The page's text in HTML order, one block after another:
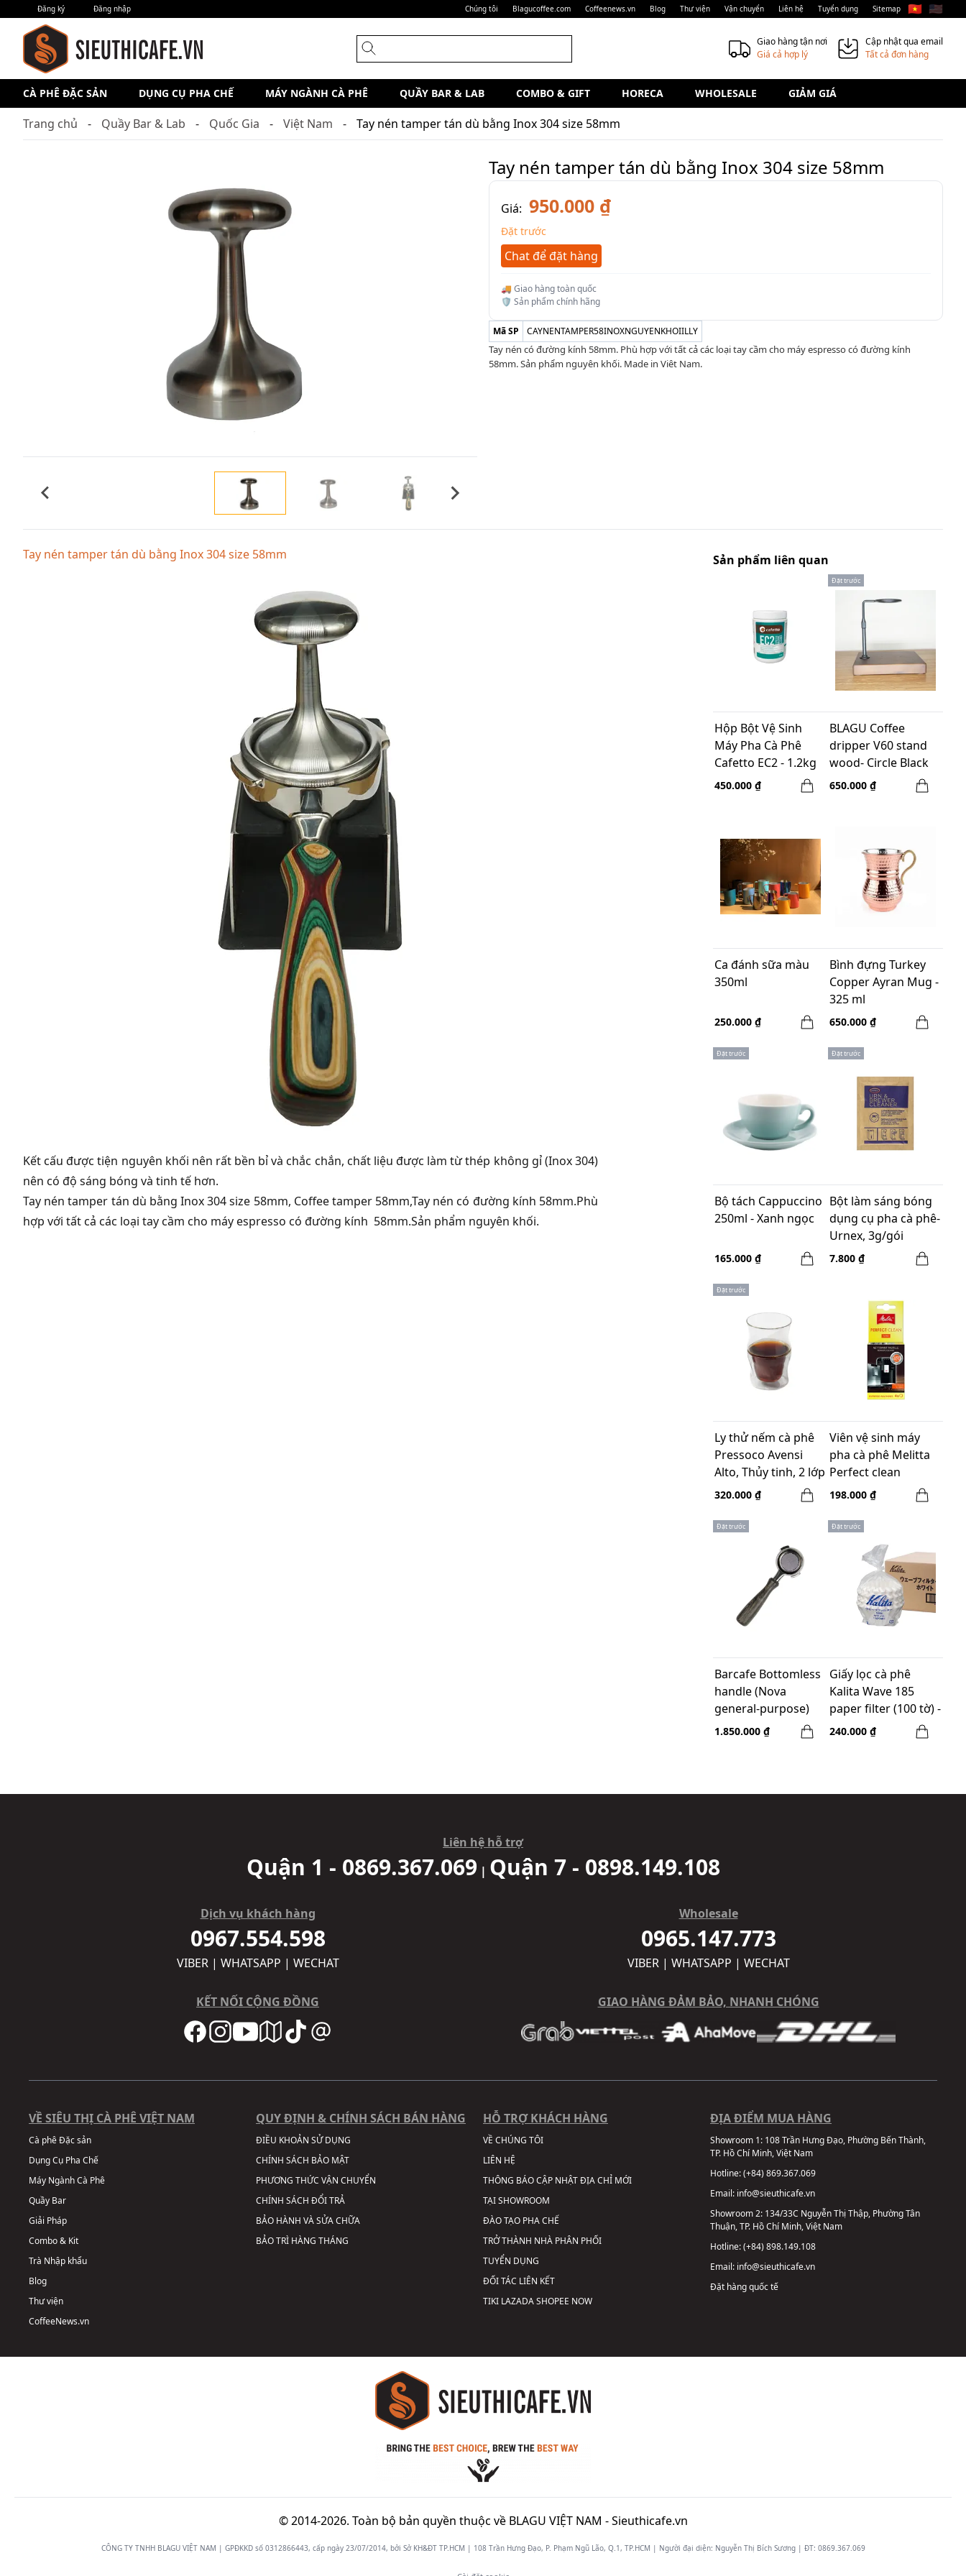
Đăng ký Đăng nhập Chúng tôi Blagucoffee.com Coffeenews.vn Blog Thư viện Vận chuyển Liên hệ Tuyển dụng Sitemap 🇻🇳 🇺🇸
Giao hàng tận nơi
Giá cả hợp lý
Cập nhật qua email
Tất cả đơn hàng
CÀ PHÊ ĐẶC SẢN DỤNG CỤ PHA CHẾ MÁY NGÀNH CÀ PHÊ QUẦY BAR & LAB COMBO & GIFT HORECA WHOLESALE GIẢM GIÁ
Trang chủ Quầy Bar & Lab Quốc Gia Việt Nam Tay nén tamper tán dù bằng Inox 304 size 58mm
Tay nén tamper tán dù bằng Inox 304 size 58mm
Giá: 950.000 ₫
Đặt trước
Chat để đặt hàng
🚚 Giao hàng toàn quốc
🛡️ Sản phẩm chính hãng
Mã SP CAYNENTAMPER58INOXNGUYENKHOIILLY
Tay nén có đường kính 58mm. Phù hợp với tất cả các loại tay cầm cho máy espresso có đường kính
58mm. Sản phẩm nguyên khối. Made in Viêt Nam.
Tay nén tamper tán dù bằng Inox 304 size 58mm
Kết cấu được tiện nguyên khối nên rất bền bỉ và chắc chắn, chất liệu được làm từ thép không gỉ (Inox 304)
nên có độ sáng bóng và tinh tế hơn.
Tay nén tamper tán dù bằng Inox 304 size 58mm, Coffee tamper 58mm,Tay nén có đường kính 58mm.Phù
hợp với tất cả các loại tay cầm cho máy espresso có đường kính 58mm.Sản phẩm nguyên khối.
Sản phẩm liên quan
Hộp Bột Vệ Sinh
Máy Pha Cà Phê
Cafetto EC2 - 1.2kg
450.000 ₫
Đặt trước
BLAGU Coffee
dripper V60 stand
wood- Circle Black
650.000 ₫
Ca đánh sữa màu
350ml
250.000 ₫
Bình đựng Turkey
Copper Ayran Mug -
325 ml
650.000 ₫
Đặt trước
Bộ tách Cappuccino
250ml - Xanh ngọc
165.000 ₫
Đặt trước
Bột làm sáng bóng
dụng cụ pha cà phê-
Urnex, 3g/gói
7.800 ₫
Đặt trước
Ly thử nếm cà phê
Pressoco Avensi
Alto, Thủy tinh, 2 lớp
475 ml
320.000 ₫
Viên vệ sinh máy
pha cà phê Melitta
Perfect clean
Espresso Machine 4
198.000 ₫
Đặt trước
Barcafe Bottomless
handle (Nova
general-purpose)
QF-WD001
1.850.000 ₫
Đặt trước
Giấy lọc cà phê
Kalita Wave 185
paper filter (100 tờ) -
White
240.000 ₫
Liên hệ hỗ trợ
Quận 1 - 0869.367.069 | Quận 7 - 0898.149.108
Dịch vụ khách hàng
0967.554.598
VIBER | WHATSAPP | WECHAT
Wholesale
0965.147.773
VIBER | WHATSAPP | WECHAT
KẾT NỐI CỘNG ĐỒNG GIAO HÀNG ĐẢM BẢO, NHANH CHÓNG
VỀ SIÊU THỊ CÀ PHÊ VIỆT NAM
Cà phê Đặc sản
Dụng Cụ Pha Chế
Máy Ngành Cà Phê
Quầy Bar
Giải Pháp
Combo & Kit
Trà Nhập khẩu
Blog
Thư viện
CoffeeNews.vn
QUY ĐỊNH & CHÍNH SÁCH BÁN HÀNG
ĐIỀU KHOẢN SỬ DỤNG
CHÍNH SÁCH BẢO MẬT
PHƯƠNG THỨC VẬN CHUYỂN
CHÍNH SÁCH ĐỔI TRẢ
BẢO HÀNH VÀ SỬA CHỮA
BẢO TRÌ HÀNG THÁNG
HỖ TRỢ KHÁCH HÀNG
VỀ CHÚNG TÔI
LIÊN HỆ
THÔNG BÁO CẬP NHẬT ĐỊA CHỈ MỚI
TẠI SHOWROOM
ĐÀO TẠO PHA CHẾ
TRỞ THÀNH NHÀ PHÂN PHỐI
TUYỂN DỤNG
ĐỐI TÁC LIÊN KẾT
TIKI LAZADASHOPEE NOW
ĐỊA ĐIỂM MUA HÀNG
Showroom 1: 108 Trần Hưng Đạo, Phường Bến Thành,
TP. Hồ Chí Minh, Việt Nam
Hotline:(+84) 869.367.069
Email: info@sieuthicafe.vn
Showroom 2: 134/33C Nguyễn Thị Thập, Phường Tân
Thuận, TP. Hồ Chí Minh, Việt Nam
Hotline:(+84) 898.149.108
Email: info@sieuthicafe.vn
Đặt hàng quốc tế
© 2014-2026. Toàn bộ bản quyền thuộc về BLAGU VIỆT NAM -Sieuthicafe.vn
CÔNG TY TNHH BLAGU VIỆT NAM | GPĐKKD số 0312866443, cấp ngày 23/07/2014, bởi Sở KH&ĐT TP.HCM | 108 Trần Hưng Đạo, P. Phạm Ngũ Lão, Q.1, TP.HCM | Người đại diện: Nguyễn Thị Bích Sương | ĐT: 0869.367.069